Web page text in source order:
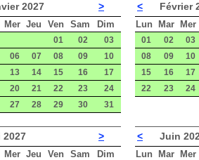
2027 >
Mer Jeu Ven Sam Dim
01 02
03
06 07 08 09
10
13 14 15 16
17
20 21 22 23
24
27 28 29 30 31
< Février
Lun Mar Mer
01 02 03
08
09 10
15
16 17
22
23 24
2027 >
Mer Jeu Ven Sam Dim
< Juin
Lun Mar Mer